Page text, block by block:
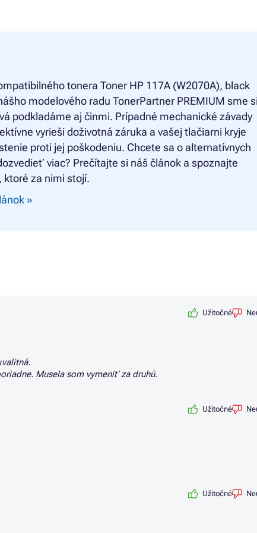
tonera Toner HP 117A (W2070A), black
modelového radu TonerPartner PREMIUM sme
podkladáme aj činmi. Prípadné mechanické závady
vyrieši doživotná záruka a vašej tlačiarni kryje
proti jej poškodeniu. Chcete sa o alternatívnych
viac? Prečítajte si náš článok a spoznajte
ktoré za nimi stojí.
»
Užitočné
Musela som vymeniť za druhú.
Užitočné
Užitočné